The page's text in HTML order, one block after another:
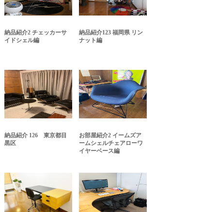
納品紹介2 チェッカーサ
イドシェル編
納品紹介123 福岡県 リン
ナット編
納品紹介 126 東京都目
黒区
お部屋紹介2 イームズア
ームシェルチェアローワ
イヤーベース編